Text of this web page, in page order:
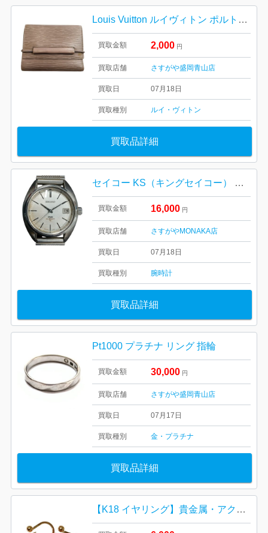
Louis Vuitton ルイヴィトン ポルトフォイユ・エラスティック
買取金額 2,000 円
買取店舗 さすがや盛岡青山店
買取日 07月18日
買取種別 ルイ・ヴィトン
買取品詳細
セイコー KS（キングセイコー） ハイビート 腕時計
買取金額 16,000 円
買取店舗 さすがやMONAKA店
買取日 07月18日
買取種別 腕時計
買取品詳細
Pt1000 プラチナ リング 指輪
買取金額 30,000 円
買取店舗 さすがや盛岡青山店
買取日 07月17日
買取種別 金・プラチナ
買取品詳細
【K18 イヤリング】貴金属・アクセサリー・ピアス